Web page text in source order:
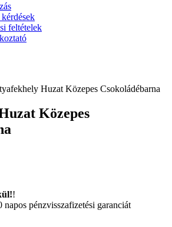
feltételek
Huzat Közepes Csokoládébarna
Közepes
!
pénzvisszafizetési garanciát